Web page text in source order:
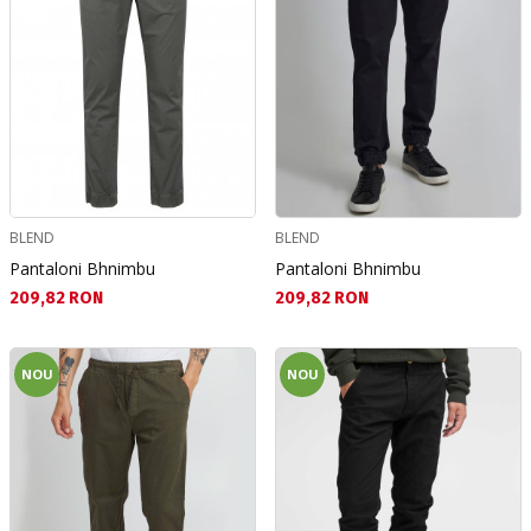
BLEND
Pantaloni Bhnimbu
Текуща цена:
209,82 RON
BLEND
Pantaloni Bhnimbu
Текуща цена:
209,82 RON
NOU NOU